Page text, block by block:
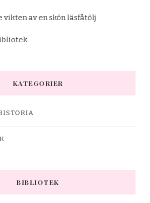
av en skön läsfåtölj
KATEGORIER
BIBLIOTEK